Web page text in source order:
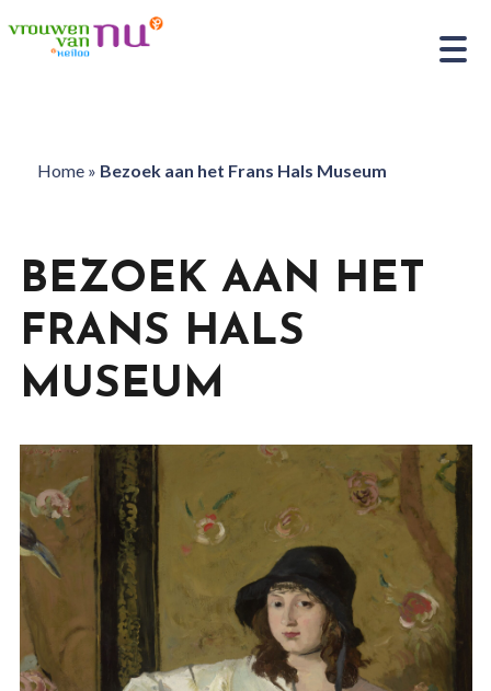
Home» Bezoek aan het Frans Hals Museum
BEZOEK AAN HET
FRANS HALS
MUSEUM